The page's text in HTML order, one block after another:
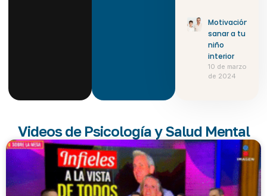
Motivación:
sanar a tu
niño
interior
10 de marzo
de 2024
Videos de Psicología y Salud Mental